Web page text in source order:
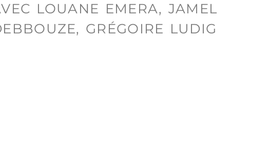
LOUANE EMERA, JAMEL
GRÉGOIRE LUDIG